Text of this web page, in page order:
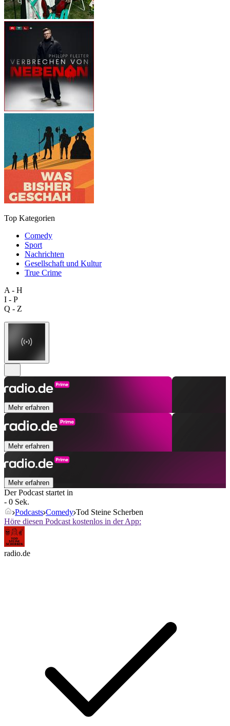
Top Kategorien
Comedy
Sport
Nachrichten
Gesellschaft und Kultur
True Crime
A - H
I - P
Q - Z
Mehr erfahren
Mehr erfahren
Mehr erfahren
Der Podcast startet in
- 0 Sek.
Podcasts Comedy Tod Steine Scherben
Höre diesen Podcast kostenlos in der App:
radio.de